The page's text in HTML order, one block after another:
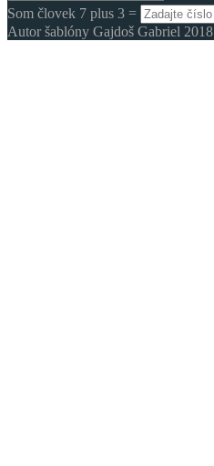
Som človek 7 plus 3 =
Autor šablóny Gajdoš Gabriel 2018